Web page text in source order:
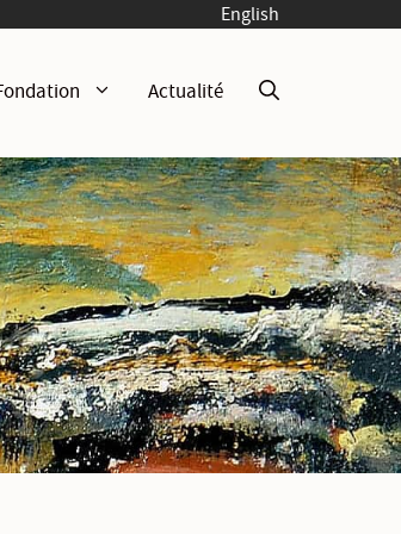
English
Actualité